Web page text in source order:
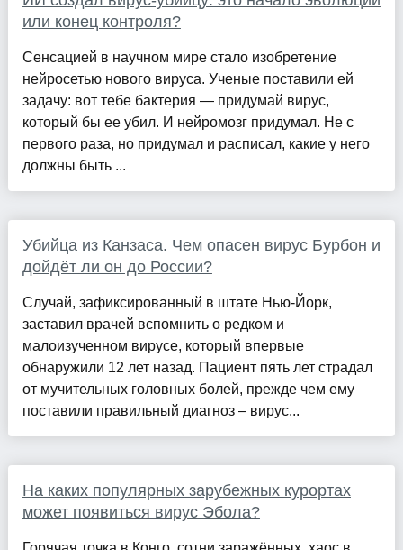
или конец контроля?
Сенсацией в научном мире стало изобретение
нейросетью нового вируса. Ученые поставили ей
задачу: вот тебе бактерия — придумай вирус,
который бы ее убил. И нейромозг придумал. Не с
первого раза, но придумал и расписал, какие у него
должны быть ...
Убийца из Канзаса. Чем опасен вирус Бурбон и
дойдёт ли он до России?
Случай, зафиксированный в штате Нью-Йорк,
заставил врачей вспомнить о редком и
малоизученном вирусе, который впервые
обнаружили 12 лет назад. Пациент пять лет страдал
от мучительных головных болей, прежде чем ему
поставили правильный диагноз – вирус...
На каких популярных зарубежных курортах
может появиться вирус Эбола?